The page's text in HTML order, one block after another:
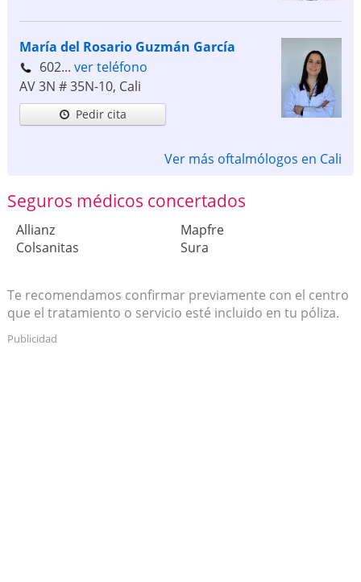
María del Rosario Guzmán García
602... ver teléfono
AV 3N # 35N-10, Cali
Pedir cita
Ver más oftalmólogos en Cali
Seguros médicos concertados
Allianz
Colsanitas
Mapfre
Sura
Te recomendamos confirmar previamente con el centro
que el tratamiento o servicio esté incluido en tu póliza.
Publicidad